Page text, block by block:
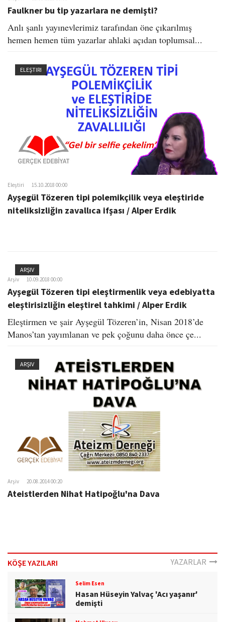
Faulkner bu tip yazarlara ne demişti?
Anlı şanlı yayınevlerimiz tarafından öne çıkarılmış
hemen hemen tüm yazarlar ahlaki açıdan toplumsal...
ELEŞTIRI
Eleştiri 15.10.2018 00:00
Ayşegül Tözeren tipi polemikçilik veya eleştiride
niteliksizliğin zavallıca ifşası / Alper Erdik
ARŞIV
Arşiv 10.09.2018 00:00
Ayşegül Tözeren tipi eleştirmenlik veya edebiyatta
eleştirisizliğin eleştirel tahkimi / Alper Erdik
Eleştirmen ve şair Ayşegül Tözeren’in, Nisan 2018’de
Manos’tan yayımlanan ve pek çoğunu daha önce çe...
ARŞIV
Arşiv 20.08.2014 00:20
Ateistlerden Nihat Hatipoğlu'na Dava
KÖŞE YAZILARI YAZARLAR
Selim Esen
Hasan Hüseyin Yalvaç 'Acı yaşanır'
demişti